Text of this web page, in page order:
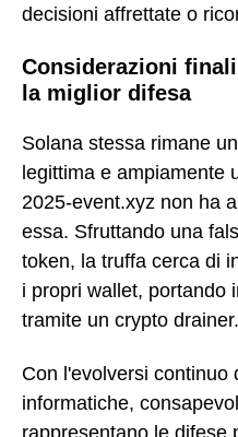
decisioni affrettate o
Considerazioni
la miglior difesa
Solana stessa rimane
legittima e ampiamente
2025-event.xyz non ha
essa. Sfruttando una
token, la truffa cerca di
i propri wallet, portando
tramite un crypto drainer.
Con l'evolversi continuo
informatiche,
rappresentano le difese